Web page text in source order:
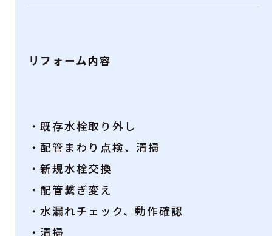
リフォーム内容
・既存水栓取り外し
・配管まわり点検、清掃
・新規水栓交換
・配管繋ぎ変え
・水漏れチェック、動作確認
・清掃